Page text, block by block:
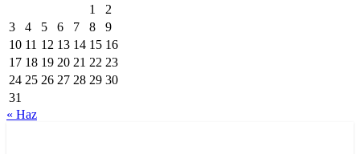
1
2
3
4 5 6 7 8
9
10 11 12 13 14 15 16
17 18 19 20 21 22 23
24 25 26 27 28 29 30
31
« Haz